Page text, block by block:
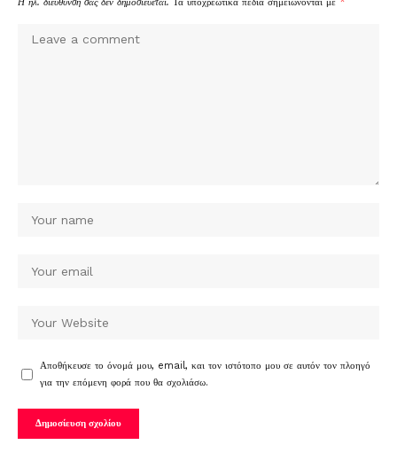
Αποθήκευσε το όνομά μου, email, και τον ιστότοπο μου σε αυτόν τον πλοηγό
για την επόμενη φορά που θα σχολιάσω.